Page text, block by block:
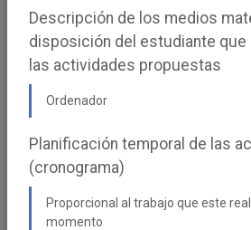
obligatoriedad de
inscripción en el
portal del Banco
Administración y
Dirección Empresas
Industrial, M.I.
Descripción de los medios
disposición del estudiante que
las actividades propuestas
Ordenador
Planificación temporal de las
(cronograma)
Proporcional al trabajo que este
momento